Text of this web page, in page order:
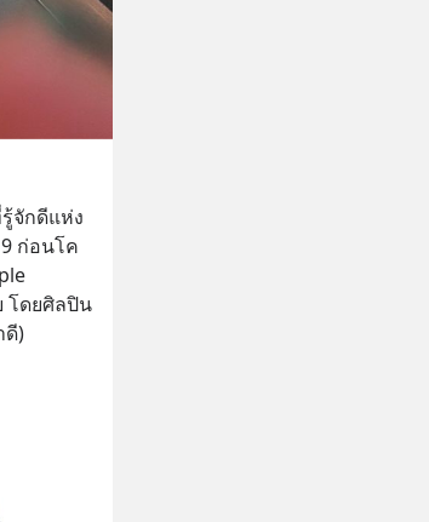
จักดีแห่ง
ก่อนโค
โดยศิลปิน
ดี)